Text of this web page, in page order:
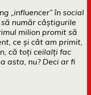
„influencer” în social
număr câștigurile
milion promit să
ce și cât am primit,
că toți ceilalți fac
asta, nu? Deci ar fi